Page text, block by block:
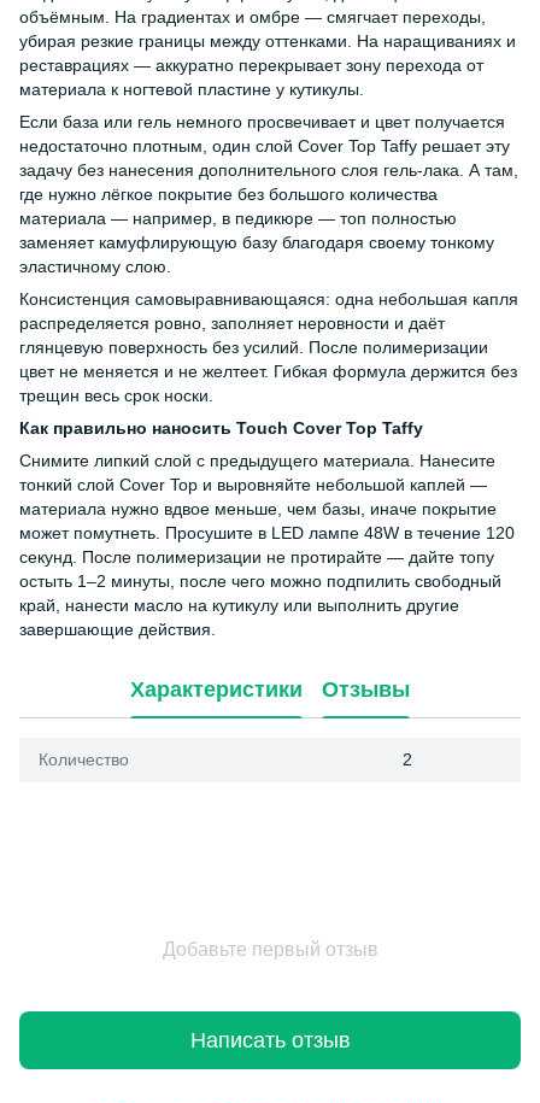
объёмным. На градиентах и омбре — смягчает переходы,
убирая резкие границы между оттенками. На наращиваниях и
реставрациях — аккуратно перекрывает зону перехода от
материала к ногтевой пластине у кутикулы.
Если база или гель немного просвечивает и цвет получается
недостаточно плотным, один слой Cover Top Taffy решает эту
задачу без нанесения дополнительного слоя гель-лака. А там,
где нужно лёгкое покрытие без большого количества
материала — например, в педикюре — топ полностью
заменяет камуфлирующую базу благодаря своему тонкому
эластичному слою.
Консистенция самовыравнивающаяся: одна небольшая капля
распределяется ровно, заполняет неровности и даёт
глянцевую поверхность без усилий. После полимеризации
цвет не меняется и не желтеет. Гибкая формула держится без
трещин весь срок носки.
Как правильно наносить Touch Cover Top Taffy
Снимите липкий слой с предыдущего материала. Нанесите
тонкий слой Cover Top и выровняйте небольшой каплей —
материала нужно вдвое меньше, чем базы, иначе покрытие
может помутнеть. Просушите в LED лампе 48W в течение 120
секунд. После полимеризации не протирайте — дайте топу
остыть 1–2 минуты, после чего можно подпилить свободный
край, нанести масло на кутикулу или выполнить другие
завершающие действия.
Характеристики Отзывы
Количество 2
Добавьте первый отзыв
Написать отзыв